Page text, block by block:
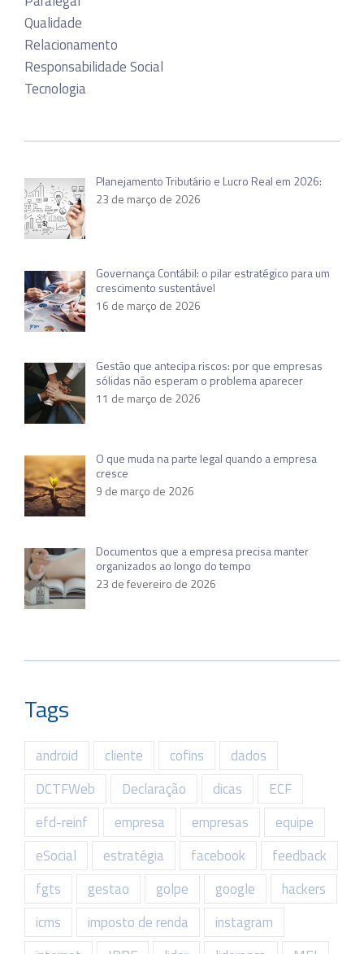
Qualidade
Relacionamento
Responsabilidade Social
Tecnologia
Planejamento Tributário e Lucro Real em 2026:
23 de março de 2026
Governança Contábil: o pilar estratégico para um
crescimento sustentável
16 de março de 2026
Gestão que antecipa riscos: por que empresas
sólidas não esperam o problema aparecer
11 de março de 2026
O que muda na parte legal quando a empresa
cresce
9 de março de 2026
Documentos que a empresa precisa manter
organizados ao longo do tempo
23 de fevereiro de 2026
Tags
android cliente cofins
dados
DCTFWeb
Declaração dicas
ECF
efd-reinf
empresa empresas
equipe
eSocial
estratégia facebook
feedback
fgts
gestao golpe google
hackers
icms
imposto de renda
instagram